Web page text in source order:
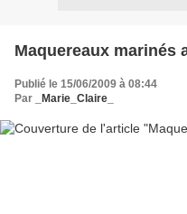
Maquereaux marinés
Publié le 15/06/2009 à 08:44
Par
_Marie_Claire_